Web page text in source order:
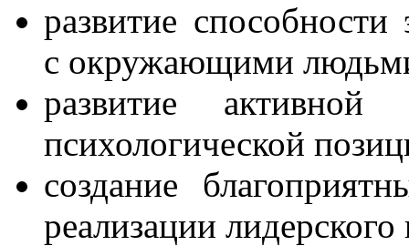
развитие способности
с окружающими
развитие
психологической
создание
реализации